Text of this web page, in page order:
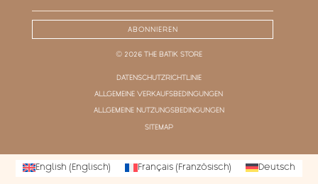
ABONNIEREN
© 2026 THE BATIK STORE
DATENSCHUTZRICHTLINIE
ALLGEMEINE VERKAUFSBEDINGUNGEN
ALLGEMEINE NUTZUNGSBEDINGUNGEN
SITEMAP
English (Englisch) Français (Französisch) Deutsch